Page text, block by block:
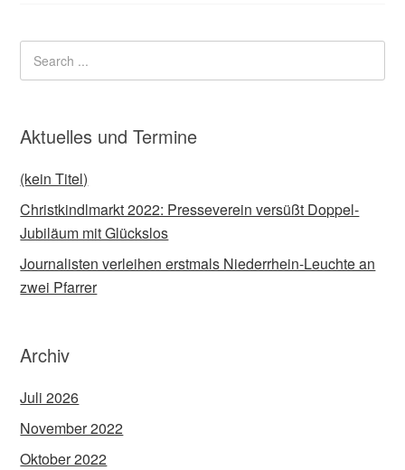
Aktuelles und Termine
(kein Titel)
Christkindlmarkt 2022: Presseverein versüßt Doppel-
Jubiläum mit Glückslos
Journalisten verleihen erstmals Niederrhein-Leuchte an
zwei Pfarrer
Archiv
Juli 2026
November 2022
Oktober 2022